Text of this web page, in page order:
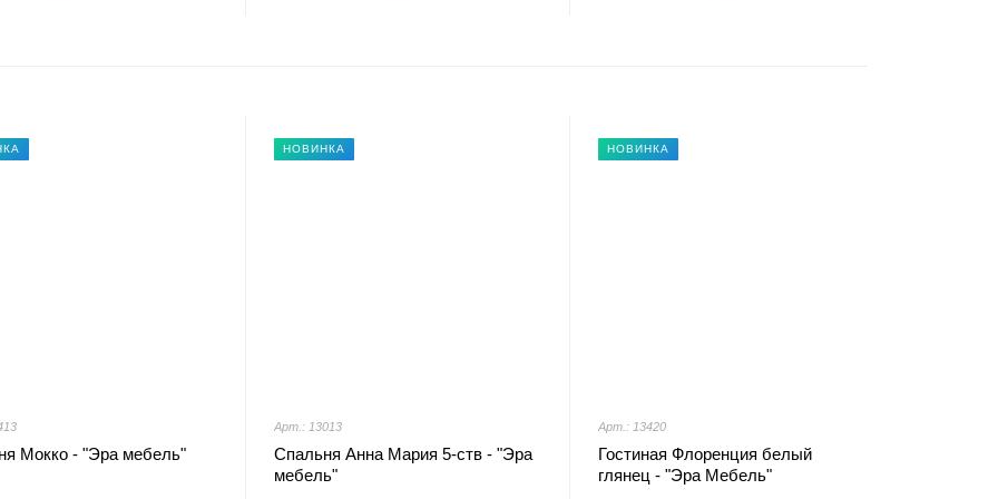
Мокко - "Эра мебель"
НОВИНКА
Арт.: 13013
Спальня Анна Мария 5-ств - "Эра
мебель"
НОВИНКА
Арт.: 13420
Гостиная Флоренция белый
глянец - "Эра Мебель"